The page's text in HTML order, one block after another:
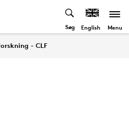
Søg English Menu
- CLF